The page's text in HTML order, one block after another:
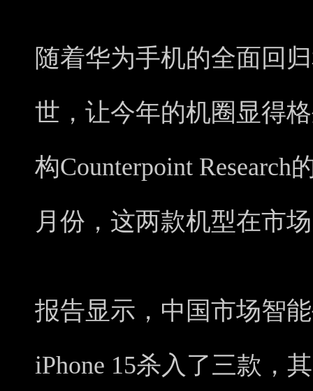
随着华为手机的全面回
世，让今年的机圈显得
构Counterpoint
月份，这两款机型在市
报告显示，中国市场智
iPhone 15杀入了三款，